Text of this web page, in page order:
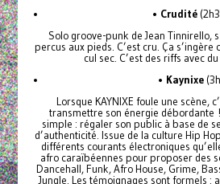
• Crudité
Solo groove-punk de Jean Tinnirello,
percus aux pieds. C’est cru. Ça
cul sec. C’est des riffs avec
• Kaynixe
Lorsque KAYNIXE foule une scène,
transmettre son énergie débordante
simple : régaler son public à base de
d’authenticité. Issue de la culture Hip
différents courants électroniques
afro caraïbéennes pour proposer des
Dancehall, Funk, Afro House, Grime,
Jungle. Les témoignages sont formels :